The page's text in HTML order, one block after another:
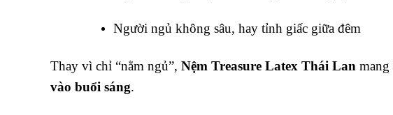
Người ngủ không sâu, hay tỉnh giấc giữa đêm
Thay vì chỉ “nằm ngủ”, Nệm Treasure Latex Thái Lan mang
vào buổi sáng.